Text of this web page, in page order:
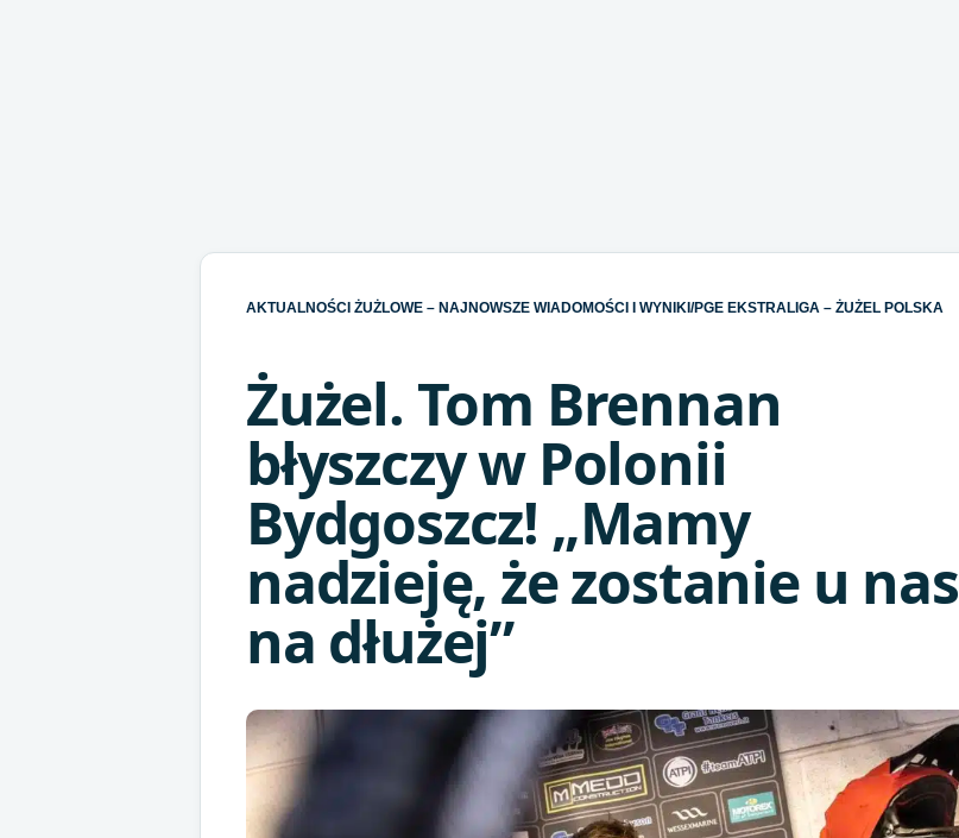
AKTUALNOŚCI ŻUŻLOWE – NAJNOWSZE WIADOMOŚCI I WYNIKI /PGE EKSTRALIGA – ŻUŻEL POLSKA
Żużel. Tom Brennan
błyszczy w Polonii
Bydgoszcz! „Mamy
nadzieję, że zostanie u nas
na dłużej”